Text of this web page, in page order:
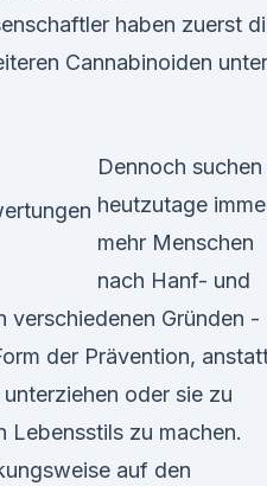
haben zuerst
Cannabinoiden unter
Dennoch suchen
heutzutage
mehr Menschen
nach Hanf- und
verschiedenen Gründen -
der Prävention,
oder sie zu
Lebensstils zu machen.
auf den